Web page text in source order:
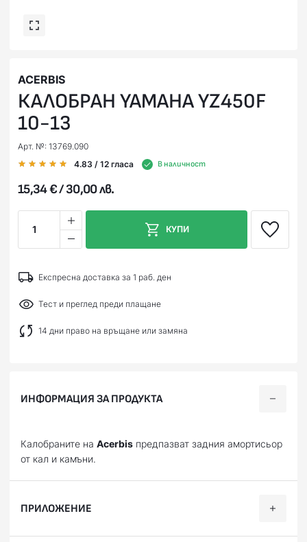
ACERBIS
КАЛОБРАН YAMAHA YZ450F
10-13
Арт. №: 13769.090
4.83 / 12 гласа В наличност
15,34 € / 30,00 лв.
1 КУПИ
Експресна доставка за 1 раб. ден
Тест и преглед преди плащане
14 дни право на връщане или замяна
ИНФОРМАЦИЯ ЗА ПРОДУКТА
Калобраните на Acerbis предпазват задния амортисьор
от кал и камъни.
ПРИЛОЖЕНИЕ